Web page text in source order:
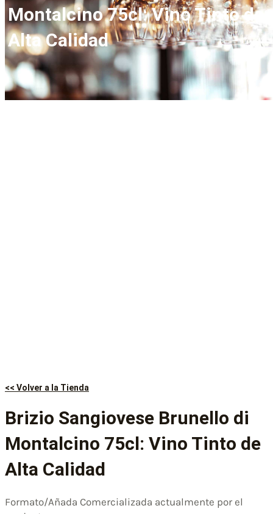
Montalcino 75cl: Vino Tinto de
Alta Calidad
<< Volver a la Tienda
Brizio Sangiovese Brunello di
Montalcino 75cl: Vino Tinto de
Alta Calidad
Formato/Añada Comercializada actualmente por el